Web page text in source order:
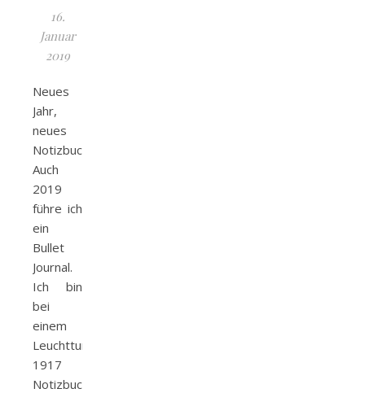
16.
Januar
2019
Neues
Jahr,
neues
Notizbuch.
Auch
2019
führe ich
ein
Bullet
Journal.
Ich bin
bei
einem
Leuchtturm
1917
Notizbuch